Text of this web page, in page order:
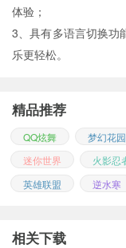
体验；
3、具有多语言切换功
乐更轻松。
精品推荐
QQ炫舞 梦幻花园
迷你世界
火影忍
英雄联盟
逆水寒
相关下载